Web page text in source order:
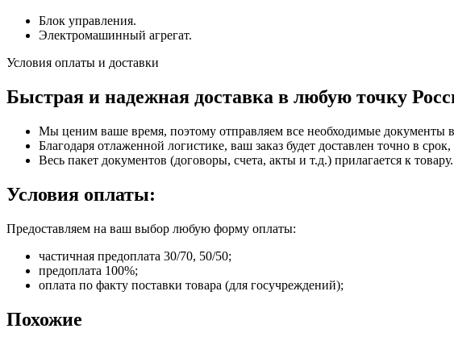
Блок управления.
Электромашинный агрегат.
Условия оплаты и доставки
Быстрая и надежная доставка в любую точку
Мы ценим ваше время, поэтому отправляем все необходимые документы
Благодаря отлаженной логистике, ваш заказ будет доставлен точно в
Весь пакет документов (договоры, счета, акты и т.д.) прилагается к
Условия оплаты:
Предоставляем на ваш выбор любую форму оплаты:
частичная предоплата 30/70, 50/50;
предоплата 100%;
оплата по факту поставки товара (для госучреждений);
Похожие